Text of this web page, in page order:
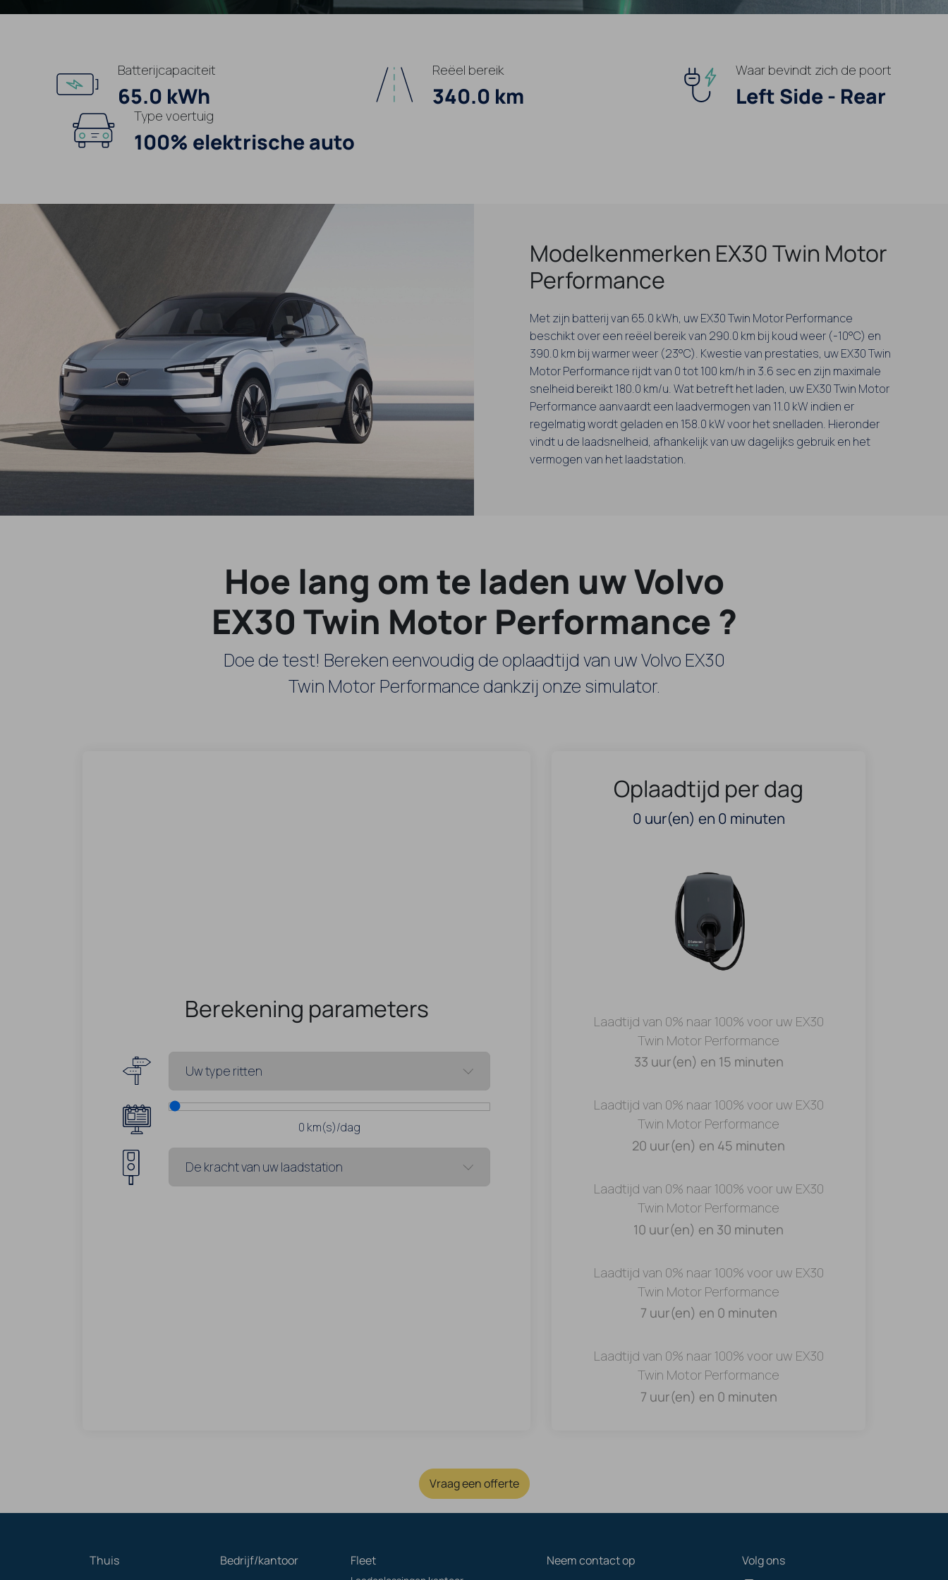
Batterijcapaciteit
65.0 kWh
Reëel bereik
340.0 km
Waar bevindt zich de poort
Left Side - Rear
Type voertuig
100% elektrische auto
Modelkenmerken EX30 Twin Motor
Performance
Met zijn batterij van 65.0 kWh, uw EX30 Twin Motor Performance
beschikt over een reëel bereik van 290.0 km bij koud weer (-10°C) en
390.0 km bij warmer weer (23°C). Kwestie van prestaties, uw EX30 Twin
Motor Performance rijdt van 0 tot 100 km/h in 3.6 sec en zijn maximale
snelheid bereikt 180.0 km/u. Wat betreft het laden, uw EX30 Twin Motor
Performance aanvaardt een laadvermogen van 11.0 kW indien er
regelmatig wordt geladen en 158.0 kW voor het snelladen. Hieronder
vindt u de laadsnelheid, afhankelijk van uw dagelijks gebruik en het
vermogen van het laadstation.
Hoe lang om te laden uw Volvo
EX30 Twin Motor Performance ?
Doe de test! Bereken eenvoudig de oplaadtijd van uw Volvo EX30
Twin Motor Performance dankzij onze simulator.
Berekening parameters
0 km(s)/dag
Oplaadtijd per dag
0 uur(en) en 0 minuten
Laadtijd van 0% naar 100% voor uw EX30
Twin Motor Performance
33 uur(en) en 15 minuten
Laadtijd van 0% naar 100% voor uw EX30
Twin Motor Performance
20 uur(en) en 45 minuten
Laadtijd van 0% naar 100% voor uw EX30
Twin Motor Performance
10 uur(en) en 30 minuten
Laadtijd van 0% naar 100% voor uw EX30
Twin Motor Performance
7 uur(en) en 0 minuten
Laadtijd van 0% naar 100% voor uw EX30
Twin Motor Performance
7 uur(en) en 0 minuten
Vraag een offerte
Thuis Bedrijf/kantoor
Volg ons
Fleet Neem contact op